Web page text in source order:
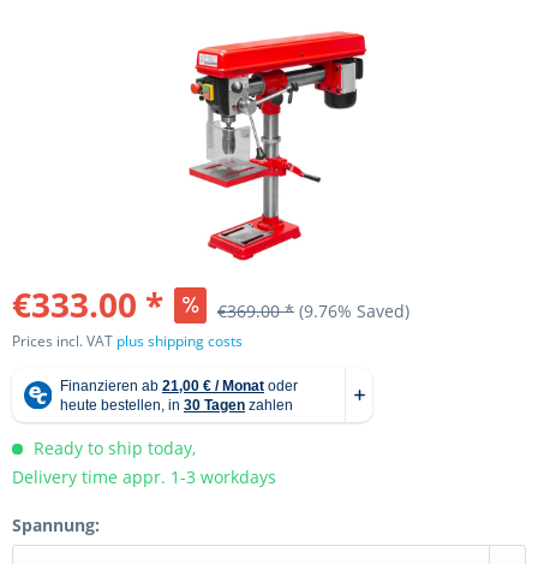
€333.00 * €369.00 * (9.76% Saved)
Prices incl. VAT plus shipping costs
Ready to ship today,
Delivery time appr. 1-3 workdays
Spannung: